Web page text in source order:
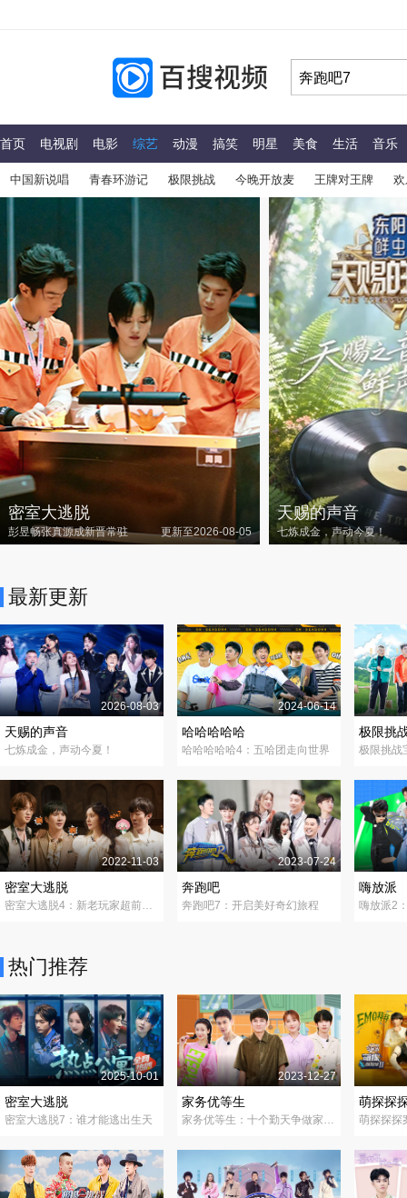
首页 电视剧 电影 综艺 动漫 搞笑 明星 美食 生活 音乐
中国新说唱 青春环游记 极限挑战 今晚开放麦 王牌对王牌
密室大逃脱
彭昱畅张真源成新晋常驻 更新至2026-08-05
天赐的声音
七炼成金，声动今夏！
最新更新
2026-08-03
天赐的声音
七炼成金，声动今夏！
2024-06-14
哈哈哈哈哈
哈哈哈哈哈4：五哈团走向世界
极限挑
2022-11-03
密室大逃脱
密室大逃脱4：新老玩家超前聚会
2023-07-24
奔跑吧
奔跑吧7：开启美好奇幻旅程
嗨放派
嗨放派2
热门推荐
2025-10-01
密室大逃脱
密室大逃脱7：谁才能逃出生天
2023-12-27
家务优等生
家务优等生：十个勤天争做家务之星
萌探探